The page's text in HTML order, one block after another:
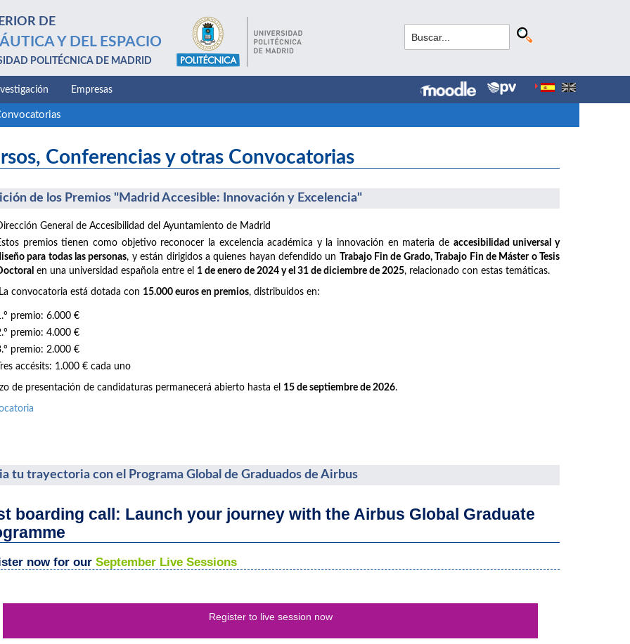
DE
Y DEL ESPACIO
POLITÉCNICA DE MADRID
Empresas
Conferencias y otras Convocatorias
de los Premios "Madrid Accesible: Innovación y Excelencia"
General de Accesibilidad del Ayuntamiento de Madrid
premios tienen como objetivo reconocer la excelencia académica y la innovación en materia de accesibilidad universal y
para todas las personas, y están dirigidos a quienes hayan defendido un Trabajo Fin de Grado, Trabajo Fin de Máster o Tesis
en una universidad española entre el 1 de enero de 2024 y el 31 de diciembre de 2025, relacionado con estas temáticas.
convocatoria está dotada con 15.000 euros en premios, distribuidos en:
premio: 6.000 €
premio: 4.000 €
premio: 2.000 €
accésits: 1.000 € cada uno
de presentación de candidaturas permanecerá abierto hasta el 15 de septiembre de 2026.
tu trayectoria con el Programa Global de Graduados de Airbus
boarding call: Launch your journey with the Airbus Global Graduate
now for our September Live Sessions
Register to live session now